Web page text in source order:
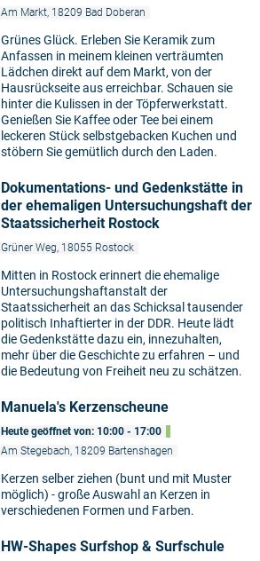
Am Markt, 18209 Bad Doberan
Grünes Glück. Erleben Sie Keramik zum
Anfassen in meinem kleinen verträumten
Lädchen direkt auf dem Markt, von der
Hausrückseite aus erreichbar. Schauen sie
hinter die Kulissen in der Töpferwerkstatt.
Genießen Sie Kaffee oder Tee bei einem
leckeren Stück selbstgebacken Kuchen und
stöbern Sie gemütlich durch den Laden.
Dokumentations- und Gedenkstätte in
der ehemaligen Untersuchungshaft der
Staatssicherheit Rostock
Grüner Weg, 18055 Rostock
Mitten in Rostock erinnert die ehemalige
Untersuchungshaftanstalt der
Staatssicherheit an das Schicksal tausender
politisch Inhaftierter in der DDR. Heute lädt
die Gedenkstätte dazu ein, innezuhalten,
mehr über die Geschichte zu erfahren – und
die Bedeutung von Freiheit neu zu schätzen.
Manuela's Kerzenscheune
Heute geöffnet von: 10:00 - 17:00
Am Stegebach, 18209 Bartenshagen
Kerzen selber ziehen (bunt und mit Muster
möglich) - große Auswahl an Kerzen in
verschiedenen Formen und Farben.
HW-Shapes Surfshop & Surfschule